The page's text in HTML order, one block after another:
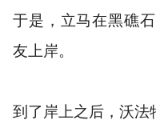
于是，立马在黑礁
友上岸。
到了岸上之后，沃法